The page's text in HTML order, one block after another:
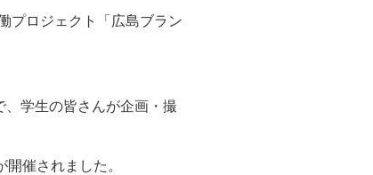
プロジェクト「広島ブラン
、学生の皆さんが企画・撮
催されました。